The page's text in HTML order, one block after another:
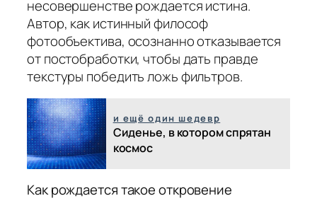
несовершенстве рождается истина.
Автор, как истинный философ
фотообъектива, осознанно отказывается
от постобработки, чтобы дать правде
текстуры победить ложь фильтров.
и ещё один шедевр
Сиденье, в котором спрятан
космос
Как рождается такое откровение